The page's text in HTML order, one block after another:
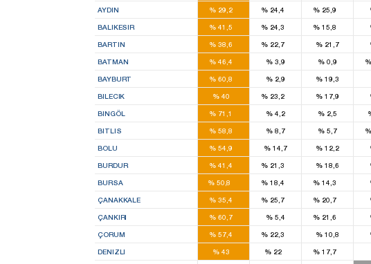
AYDIN % 29,2 % 24,4 % 25,9
BALIKESIR % 41,5 % 24,3 % 15,8
BARTIN % 38,6 % 22,7 % 21,7
BATMAN % 46,4 % 3,9 % 0,9 %
BAYBURT % 60,8 % 2,9 % 19,3
BILECIK %40
1
% 23,2 % 17,9
BINGÖL % 71,1 % 4,2 % 2,5
BITLIS % 58,8 % 8,7 % 5,7 %
BOLU % 54,9 % 14,7 % 12,2
BURDUR % 41,4 % 21,3 % 18,6
BURSA %50,8 % 18,4 % 14,3
3
ÇANAKKALE % 35,4 % 25,7 % 20,7
ÇANKIRI % 60,7 % 5,4 % 21,6
ÇORUM % 57,4 % 22,3 % 10,8
DENIZLI %43 %22
2
% 17,7
1